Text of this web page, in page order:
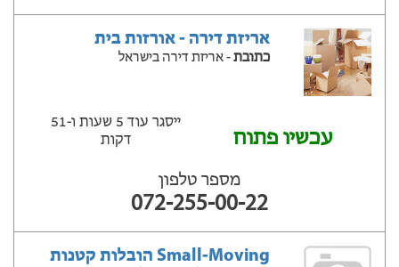
אריזת דירה - אורזות בית
כתובת- אריזת דירה בישראל
עכשיו פתוח
ייסגר עוד 5 שעות ‫ו-51
דקות
מספר טלפון
072-255-00-22
Small-Moving הובלות קטנות